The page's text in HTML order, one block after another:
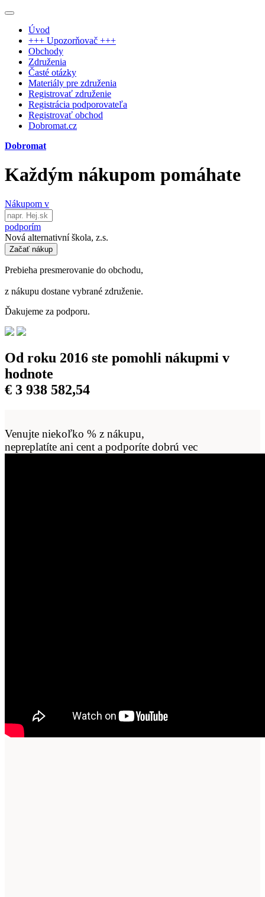
Úvod
+++ Upozorňovač +++
Obchody
Združenia
Časté otázky
Materiály pre združenia
Registrovať združenie
Registrácia podporovateľa
Registrovať obchod
Dobromat.cz
Dobromat
Každým nákupom pomáhate
Nákupom v
podporím
Nová alternativní škola, z.s.
Začať nákup
Prebieha presmerovanie do obchodu,
z nákupu dostane vybrané združenie.
Ďakujeme za podporu.
Od roku 2016 ste pomohli nákupmi v
hodnote
€ 3 938 582,55
Venujte niekoľko % z nákupu,
nepreplatíte ani cent a podporíte dobrú vec